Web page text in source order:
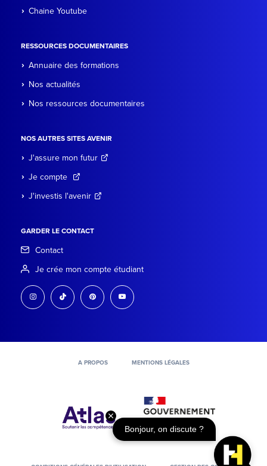
Chaine Youtube
RESSOURCES DOCUMENTAIRES
Annuaire des formations
Nos actualités
Nos ressources documentaires
NOS AUTRES SITES AVENIR
J'assure mon futur
Je compte
J'investis l'avenir
GARDER LE CONTACT
Contact
Je crée mon compte étudiant
instagram tiktok pinterest youtube
A PROPOS MENTIONS LÉGALES
Bonjour, on discute ?